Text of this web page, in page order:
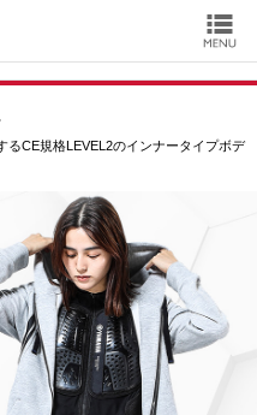
CE規格LEVEL2のインナータイプボデ